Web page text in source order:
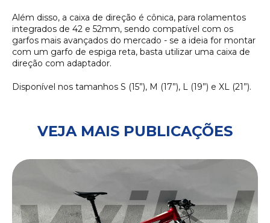
Além disso, a caixa de direção é cônica, para rolamentos
integrados de 42 e 52mm, sendo compatível com os
garfos mais avançados do mercado - se a ideia for montar
com um garfo de espiga reta, basta utilizar uma caixa de
direção com adaptador.
Disponível nos tamanhos S (15”), M (17”), L (19”) e XL (21”).
VEJA MAIS PUBLICAÇÕES